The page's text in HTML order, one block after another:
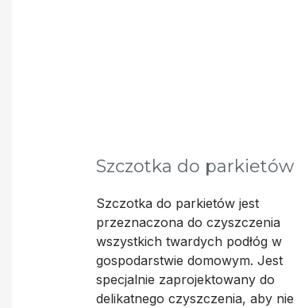
Szczotka do parkietów
Szczotka do parkietów jest
przeznaczona do czyszczenia
wszystkich twardych podłóg w
gospodarstwie domowym. Jest
specjalnie zaprojektowany do
delikatnego czyszczenia, aby nie